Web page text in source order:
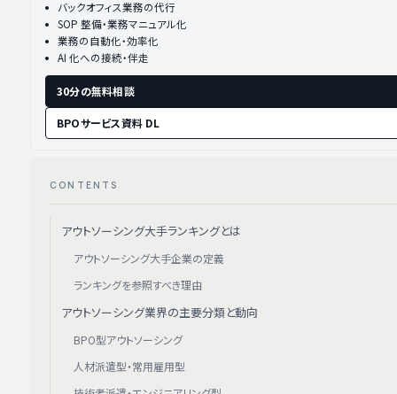
バックオフィス業務の代行
SOP 整備・業務マニュアル化
業務の自動化・効率化
AI 化への接続・伴走
30分の無料相談
BPOサービス資料 DL
CONTENTS
アウトソーシング大手ランキングとは
アウトソーシング大手企業の定義
ランキングを参照すべき理由
アウトソーシング業界の主要分類と動向
BPO型アウトソーシング
人材派遣型・常用雇用型